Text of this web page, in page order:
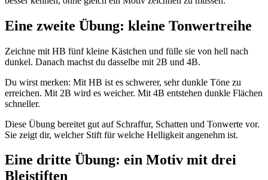
Eine zweite Übung: kleine Tonwertreihe
Zeichne mit HB fünf kleine Kästchen und fülle sie von hell nach
dunkel. Danach machst du dasselbe mit 2B und 4B.
Du wirst merken: Mit HB ist es schwerer, sehr dunkle Töne zu
erreichen. Mit 2B wird es weicher. Mit 4B entstehen dunkle Flächen
schneller.
Diese Übung bereitet gut auf Schraffur, Schatten und Tonwerte vor.
Sie zeigt dir, welcher Stift für welche Helligkeit angenehm ist.
Eine dritte Übung: ein Motiv mit drei
Bleistiften